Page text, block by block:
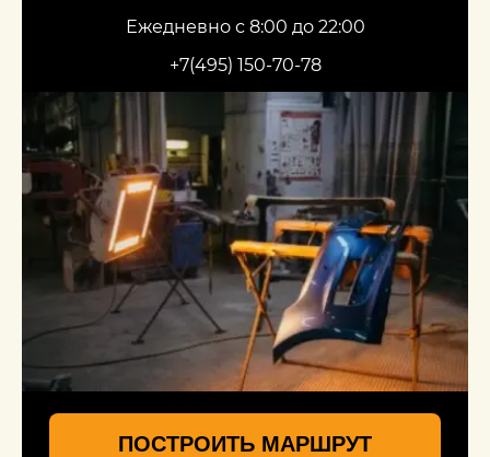
Ежедневно с 8:00 до 22:00
+7(495) 150-70-78
ПОСТРОИТЬ МАРШРУТ